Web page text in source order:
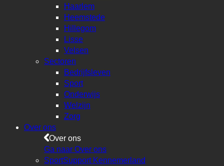
Haarlem
Heemstede
Hillegom
Lisse
Velsen
Sectoren
Bedrijfsleven
Sport
Onderwijs
Welzijn
Zorg
Over ons
Over ons
Ga naar Over ons
SportSupport Kennemerland